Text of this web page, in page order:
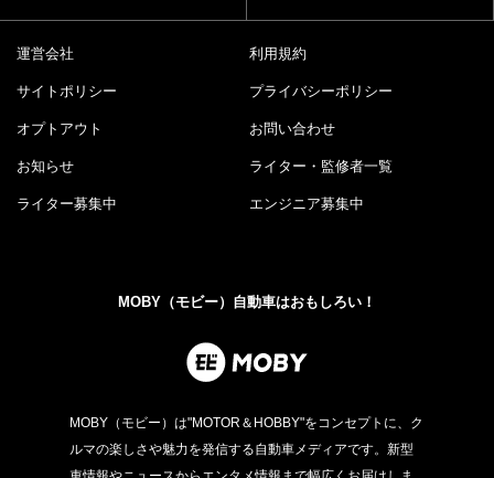
運営会社 利用規約
サイトポリシー プライバシーポリシー
オプトアウト お問い合わせ
お知らせ ライター・監修者一覧
ライター募集中 エンジニア募集中
MOBY（モビー）自動車はおもしろい！
MOBY（モビー）は"MOTOR＆HOBBY"をコンセプトに、ク
ルマの楽しさや魅力を発信する自動車メディアです。新型